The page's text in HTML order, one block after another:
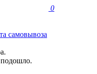
0
самовывоза